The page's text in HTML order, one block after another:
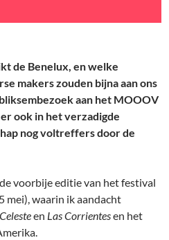
de Benelux, en welke
makers zouden bijna aan ons
aan het MOOOV
ook in het verzadigde
nog voltreffers door de
voorbije editie van het festival
mei), waarin ik aandacht
en Las Corrientesen het